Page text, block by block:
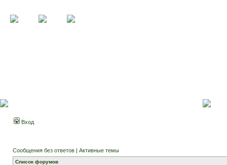
Вход
Сообщения без ответов | Активные темы
Список форумов